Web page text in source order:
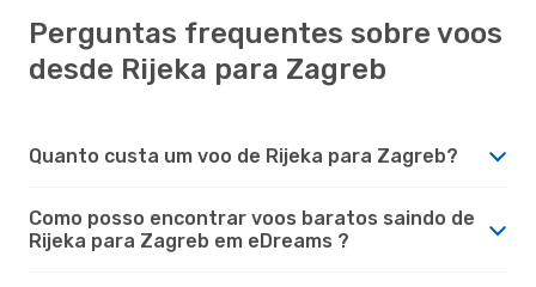
Perguntas frequentes sobre voos
desde Rijeka para Zagreb
Quanto custa um voo de Rijeka para Zagreb?
Como posso encontrar voos baratos saindo de
Rijeka para Zagreb em eDreams ?